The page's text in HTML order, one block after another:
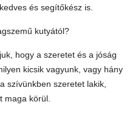
és segítőkész is.
kutyától?
hogy a szeretet és a jóság
kicsik vagyunk, vagy hány
szívünkben szeretet lakik,
maga körül.